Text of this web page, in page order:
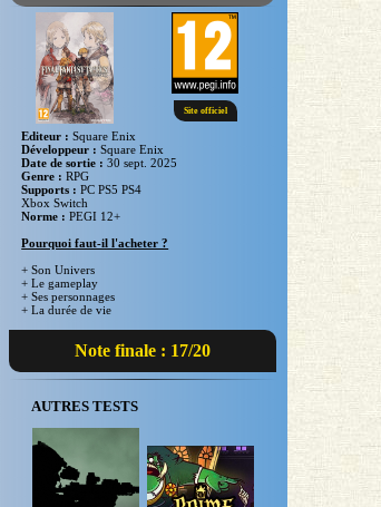
Site officiel
Editeur :Square Enix
Développeur :Square Enix
Date de sortie :30 sept. 2025
Genre :RPG
Supports :PC PS5 PS4
Xbox Switch
Norme :PEGI 12+
Pourquoi faut-il l'acheter ?
+ Son Univers
+ Le gameplay
+ Ses personnages
+ La durée de vie
Note finale : 17/20
AUTRES TESTS